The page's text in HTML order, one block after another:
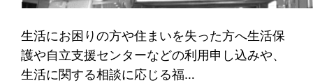
生活にお困りの方や住まいを失った方へ生活保
護や自立支援センターなどの利用申し込みや、
生活に関する相談に応じる福…